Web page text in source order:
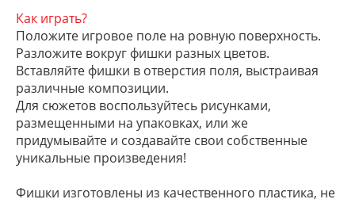
Как играть?
Положите игровое поле на ровную поверхность.
Разложите вокруг фишки разных цветов.
Вставляйте фишки в отверстия поля, выстраивая
различные композиции.
Для сюжетов воспользуйтесь рисунками,
размещенными на упаковках, или же
придумывайте и создавайте свои собственные
уникальные произведения!
Фишки изготовлены из качественного пластика, не